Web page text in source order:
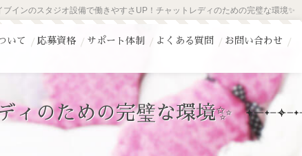
ブインのスタジオ設備で働きやすさUP！チャットレディのための完璧な環境✨
お問い合わせ
よくある質問
サポート体制
応募資格
いて
ィのための完璧な環境✨